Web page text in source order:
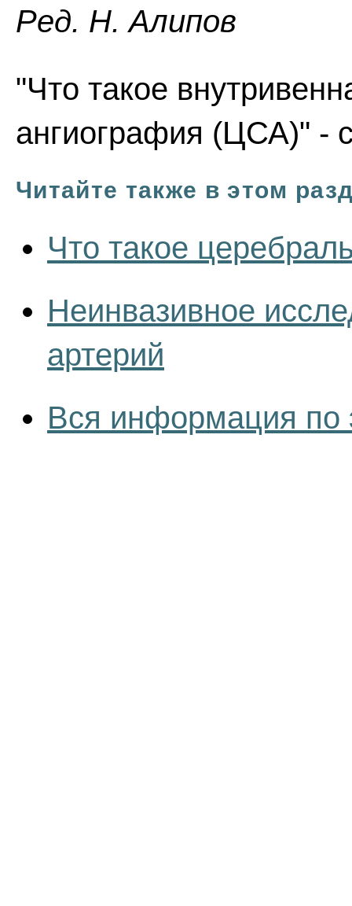
Ред. Н. Алипов
"Что такое
ангиография (ЦСА)" -
Читайте также в этом
Что такое
Неинвазивное
артерий
Вся информация по